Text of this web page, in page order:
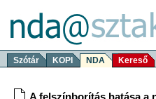
Szótár KOPI NDA Kereső
A felszínborítás hatása a